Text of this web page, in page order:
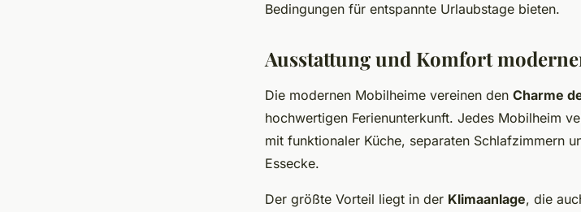
Bedingungen für entspannte Urlaubstage bieten.
Ausstattung und Komfort
Die modernen Mobilheime vereinen den Charme
hochwertigen Ferienunterkunft. Jedes Mobilheim
mit funktionaler Küche, separaten Schlafzimmern
Essecke.
Der größte Vorteil liegt in der Klimaanlage, die